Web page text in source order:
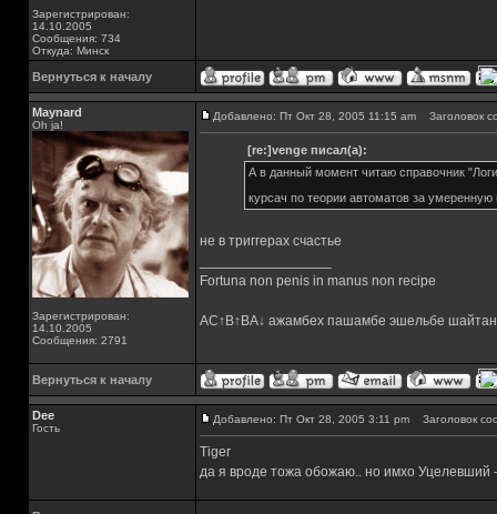
Зарегистрирован:
14.10.2005
Сообщения: 734
Откуда: Минск
Вернуться к началу
Maynard
Oh ja!
Зарегистрирован:
14.10.2005
Сообщения: 2791
Добавлено: Пт Окт 28, 2005 11:15 am Заголовок
[re:]venge писал(а):
А в данный момент читаю справочник
курсач по теории автоматов за умеренную
не в триггерах счастье
Fortuna non penis in manus non recipe
AC↑B↑BA↓ ажамбех пашамбе эшельбе
Вернуться к началу
Dee
Гость
Добавлено: Пт Окт 28, 2005 3:11 pm Заголовок
Tiger
да я вроде тожа обожаю.. но имхо Уцелевший